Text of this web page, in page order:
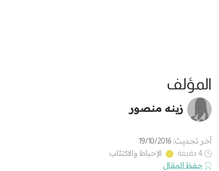
المؤلف
زينه منصور
آخر تحديث: 19/10/2016
4 دقيقة
الإحباط والاكتئاب
حفظ المقال